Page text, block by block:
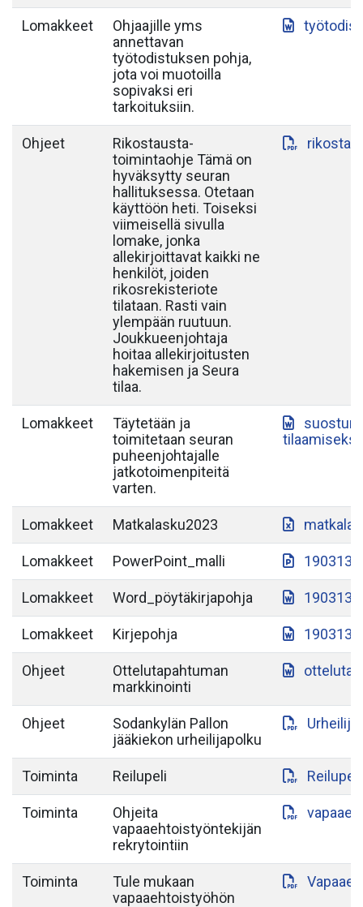
Lomakkeet
Ohjaajille yms
annettavan
työtodistuksen pohja,
jota voi muotoilla
sopivaksi eri
tarkoituksiin.
Ohjeet
Rikostausta-
toimintaohje Tämä on
hyväksytty seuran
hallituksessa. Otetaan
käyttöön heti. Toiseksi
viimeisellä sivulla
lomake, jonka
allekirjoittavat kaikki ne
henkilöt, joiden
rikosrekisteriote
tilataan. Rasti vain
ylempään ruutuun.
Joukkueenjohtaja
hoitaa allekirjoitusten
hakemisen ja Seura
tilaa.
Lomakkeet
Täytetään ja
toimitetaan seuran
puheenjohtajalle
jatkotoimenpiteitä
varten.
Lomakkeet Matkalasku2023
Lomakkeet PowerPoint_malli 190313-
Lomakkeet Word_pöytäkirjapohja 190313-
Lomakkeet Kirjepohja 190313-
Ohjeet
Ottelutapahtuman
markkinointi
Ohjeet
Sodankylän Pallon
jääkiekon urheilijapolku
Toiminta Reilupeli
Toiminta
Ohjeita
vapaaehtoistyöntekijän
rekrytointiin
Toiminta
Tule mukaan
vapaaehtoistyöhön